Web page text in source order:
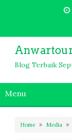
Blog Terbaik
Menu
Home Media